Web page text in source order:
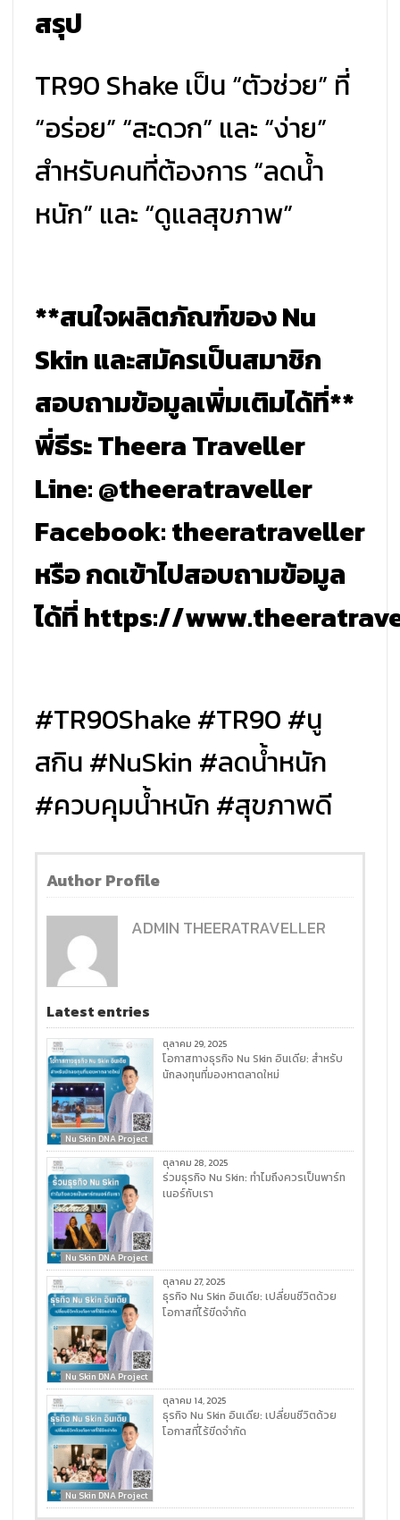
สรุป
TR90 Shake เป็น “ตัวช่วย” ที่
“อร่อย” “สะดวก” และ “ง่าย”
สำหรับคนที่ต้องการ “ลดน้ำ
หนัก” และ “ดูแลสุขภาพ”
**สนใจผลิตภัณฑ์ของ Nu
Skin และสมัครเป็นสมาชิก
สอบถามข้อมูลเพิ่มเติมได้ที่**
พี่ธีระ Theera Traveller
Line: @theeratraveller
Facebook: theeratraveller
หรือ กดเข้าไปสอบถามข้อมูล
ได้ที่https://
#TR90Shake #TR90 #นู
สกิน #NuSkin #ลดน้ำหนัก
#ควบคุมน้ำหนัก #สุขภาพดี
Author Profile
ADMIN THEERATRAVELLER
Latest entries
Nu Skin DNA Project
ตุลาคม 29, 2025
โอกาสทางธุรกิจ Nu Skin อินเดีย: สำหรับ
นักลงทุนที่มองหาตลาดใหม่
Nu Skin DNA Project
ตุลาคม 28, 2025
ร่วมธุรกิจ Nu Skin: ทำไมถึงควรเป็นพาร์ท
เนอร์กับเรา
Nu Skin DNA Project
ตุลาคม 27, 2025
ธุรกิจ Nu Skin อินเดีย: เปลี่ยนชีวิตด้วย
โอกาสที่ไร้ขีดจำกัด
Nu Skin DNA Project
ตุลาคม 14, 2025
ธุรกิจ Nu Skin อินเดีย: เปลี่ยนชีวิตด้วย
โอกาสที่ไร้ขีดจำกัด